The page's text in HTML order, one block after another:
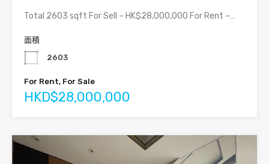
Total 2603 sqft For Sell – HK$28,000,000 For Rent –…
面積
2603
For Rent, For Sale
HKD$28,000,000